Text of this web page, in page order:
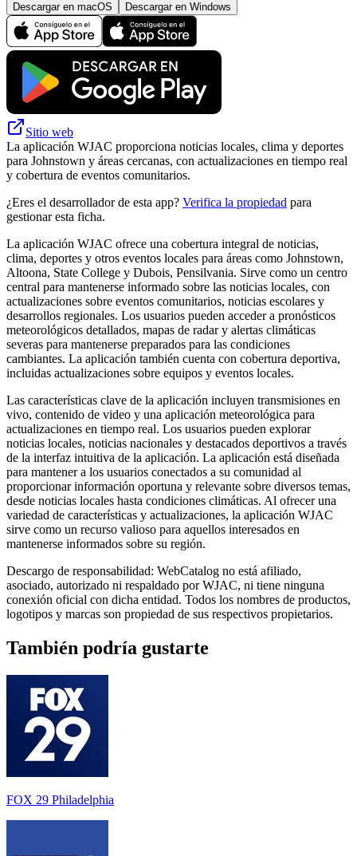
Descargar en macOS Descargar en Windows
Sitio web
La aplicación WJAC proporciona noticias locales, clima y deportes
para Johnstown y áreas cercanas, con actualizaciones en tiempo real
y cobertura de eventos comunitarios.
¿Eres el desarrollador de esta app? Verifica la propiedad para
gestionar esta ficha.
La aplicación WJAC ofrece una cobertura integral de noticias,
clima, deportes y otros eventos locales para áreas como Johnstown,
Altoona, State College y Dubois, Pensilvania. Sirve como un centro
central para mantenerse informado sobre las noticias locales, con
actualizaciones sobre eventos comunitarios, noticias escolares y
desarrollos regionales. Los usuarios pueden acceder a pronósticos
meteorológicos detallados, mapas de radar y alertas climáticas
severas para mantenerse preparados para las condiciones
cambiantes. La aplicación también cuenta con cobertura deportiva,
incluidas actualizaciones sobre equipos y eventos locales.
Las características clave de la aplicación incluyen transmisiones en
vivo, contenido de video y una aplicación meteorológica para
actualizaciones en tiempo real. Los usuarios pueden explorar
noticias locales, noticias nacionales y destacados deportivos a través
de la interfaz intuitiva de la aplicación. La aplicación está diseñada
para mantener a los usuarios conectados a su comunidad al
proporcionar información oportuna y relevante sobre diversos temas,
desde noticias locales hasta condiciones climáticas. Al ofrecer una
variedad de características y actualizaciones, la aplicación WJAC
sirve como un recurso valioso para aquellos interesados ​​en
mantenerse informados sobre su región.
Descargo de responsabilidad: WebCatalog no está afiliado,
asociado, autorizado ni respaldado por WJAC, ni tiene ninguna
conexión oficial con dicha entidad. Todos los nombres de productos,
logotipos y marcas son propiedad de sus respectivos propietarios.
También podría gustarte
FOX 29 Philadelphia